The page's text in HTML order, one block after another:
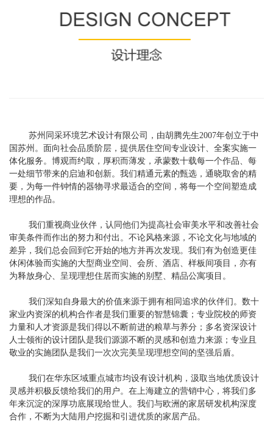
苏州同采环境艺术设计有限公司，由胡腾先生2007年创立于中
国苏州。面向社会品质阶层，提供居住空间专业设计、全案实施一
体化服务。博观而约取，厚积而薄发，承蒙数十载每一个作品、每
一处细节带来的启迪和创新。我们精通元素的甄选，通晓取舍的精
要，为每一件钟情的器物寻求最适合的空间，将每一个空间塑造成
理想的作品。
我们重视商业伙伴，认同他们为提高社会审美水平和改善社会
审美条件而作出的努力和付出。不论风格来源，不论文化与地域的
差异，我们总会回到它开始的地方并再次发现。我们有为创造更佳
休闲体验而实施的大型商业空间、会所、酒店、样板间项目，亦有
为释放身心、呈现理想住居而实施的别墅、精品公寓项目。
我们深知自身最大的价值来源于拥有相同追求的伙伴们。数十
家业内资深的机构合作者是我们重要的智慧锦囊；专业院校的师资
力量和人才资源是我们得以不断前进的粮草与养分；多名资深设计
人士领衔的设计团队是我们源源不断的灵感和创造力来源；专业且
敬业的实施团队是我们一次次完美呈现理想空间的坚强后盾。
我们在华东区域重点城市均设有设计机构，汲取当地优质设计
灵感并积极反馈给我们的用户。在上海建立的营销中心，将我们多
年来沉淀的深厚功底展现给世人。我们与欧洲的家居研发机构深度
合作，不断为大陆用户挖掘和引进优质的家居产品。